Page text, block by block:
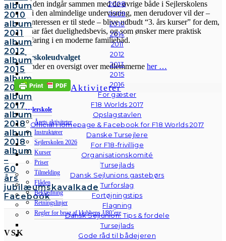
2008
2009
2010
2014
2011
2012
2013
2015
2016
For gæster
F18 Worlds 2017
Opslagstavlen
Official Homepage & Facebook for F18 Worlds 2017
Danske Tursejlere
For F18-frivillige
Organisationskomité
Tursejlads
Dansk Sejlunions gastebørs
Turforslag
Fortøjningstips
Flagning
Dansk Sejlunion: Tips & fordele
Tursejlads
Gode råd til bådejeren
album
2010
album
2011
album
2012
album
2015
album
2016
album
2017
album
2018
album
2018
album
–
60
års
jubilæumskavalkade
Facebook
Turbåden indgår sammen med de øvrige både i Sejlerskolens
flåde i den almindelige undervisning, men derudover vil der –
hvis interessen er til stede – blive udbudt “3. års kurser” for dem,
som har fået duelighedsbevis, og som ønsker mere praktisk
sejlerfaring i en moderne familiebåd.
Sejlerskoleudvalget
Du finder en oversigt over medlemmerne her …
Aktiviteter
Sejlerskole
Årets aktiviteter
Instruktører
Sejlerskolen 2026
Kurser
Priser
Tilmelding
Flåden
Beklædning
Retningslinjer
Regler for brug af klubbens J/80’ere
VSK